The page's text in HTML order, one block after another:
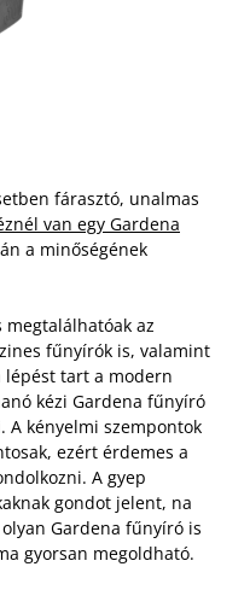
fárasztó, unalmas
van egy Gardena
a minőségének
az
fűnyírók is, valamint
tart a modern
kézi Gardena fűnyíró
A kényelmi szempontok
ezért érdemes a
A gyep
gondot jelent, na
Gardena fűnyíró is
gyorsan megoldható.